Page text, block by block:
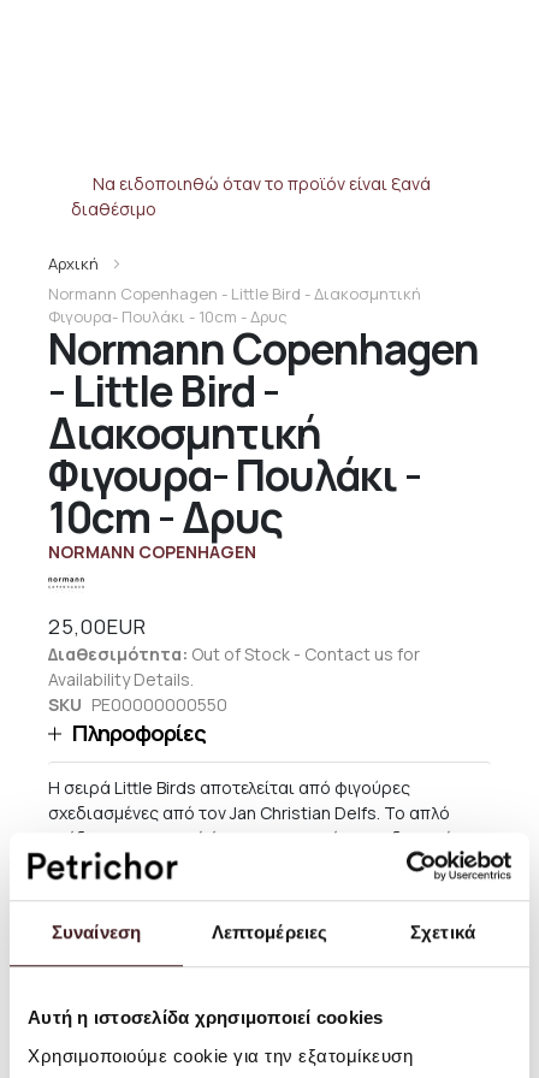
Συναίνεση Λεπτομέρειες Σχετικά
Αυτή η ιστοσελίδα χρησιμοποιεί cookies
Χρησιμοποιούμε cookie για την εξατομίκευση
Normann Copenhagen
- Little Bird -
Διακοσμητική
Φιγουρα- Πουλάκι -
10cm - Δρυς
NORMANN COPENHAGEN
Αρχική
Normann Copenhagen - Little Bird - Διακοσμητική
Φιγουρα- Πουλάκι - 10cm - Δρυς
Διαθεσιμότητα: Out of Stock - Contact us for
Availability Details.
SKU PE00000000550
25,00EUR
Να ειδοποιηθώ όταν το προϊόν είναι ξανά
διαθέσιμο
Πληροφορίες
Η σειρά Little Birds αποτελείται από φιγούρες
σχεδιασμένες από τον Jan Christian Delfs. Το απλό
σχέδιο αναπαριστά ένα ισορροπημένο συνδυασμό
μινιμαλισμού και καθαρότητας. Έχει έξι διαφορετικά
μεγέθη και διατίθενται είτε σε φυσικό ξύλο, είτε σε